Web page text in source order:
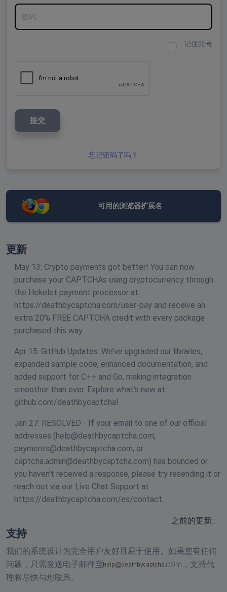
密码
记住账号
提交
忘记密码了吗？
可用的浏览器扩展名
更新
May 13: Crypto payments got better! You can now
purchase your CAPTCHAs using cryptocurrency through
the Hekelet payment processor at
https://deathbycaptcha.com/user-pay and receive an
extra 20% FREE CAPTCHA credit with every package
purchased this way.
Apr 15: GitHub Updates: We’ve upgraded our libraries,
expanded sample code, enhanced documentation, and
added support for C++ and Go, making integration
smoother than ever. Explore what’s new at
github.com/deathbycaptcha!
Jan 27: RESOLVED - If your email to one of our official
addresses (help@deathbycaptcha.com,
payments@deathbycaptcha.com, or
captcha.admin@deathbycaptcha.com) has bounced or
you haven’t received a response, please try resending it or
reach out via our Live Chat Support at
https://deathbycaptcha.com/es/contact.
之前的更新…
支持
我们的系统设计为完全用户友好且易于使用。如果您有任何
问题，只需发送电子邮件至
com， 支持代
理将尽快与您联系。